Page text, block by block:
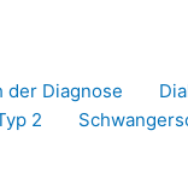
der Diagnose
2